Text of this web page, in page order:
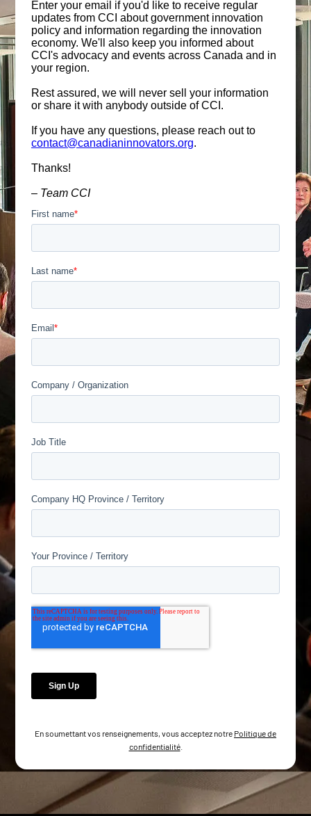
En soumettant vos renseignements, vous acceptez notre Politique de
confidentialité.